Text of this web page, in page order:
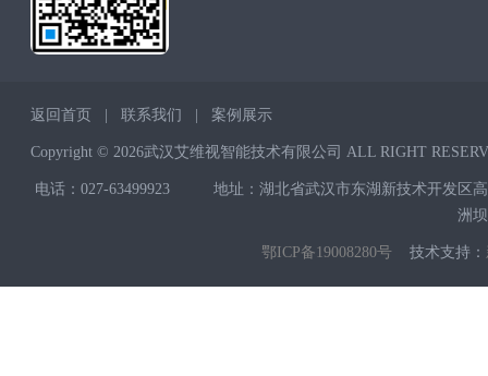
返回首页 联系我们 案例展示
Copyright © 2026武汉艾维视智能技术有限公司 ALL RIGHT
电话：027-63499923
地址：湖北省武汉市东湖新技术开发区
洲
鄂ICP备19008280号 技术支持：